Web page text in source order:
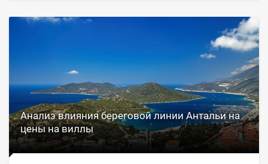
Анализ влияния береговой линии Антальи на
цены на виллы